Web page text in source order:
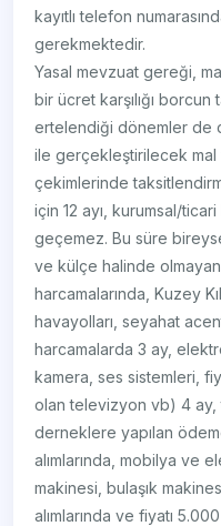
kayıtlı telefon
gerekmektedir.
Yasal mevzuat gereği,
bir ücret karşılığı
ertelendiği dönemler de
ile gerçekleştirilecek mal
çekimlerinde
için 12 ayı, kurumsal/
geçemez. Bu süre
ve külçe halinde
harcamalarında, Kuzey
havayolları, seyahat
harcamalarda 3 ay,
kamera, ses sistemleri,
olan televizyon vb) 4 ay,
derneklere yapılan
alımlarında, mobilya ve
makinesi, bulaşık
alımlarında ve fiyatı